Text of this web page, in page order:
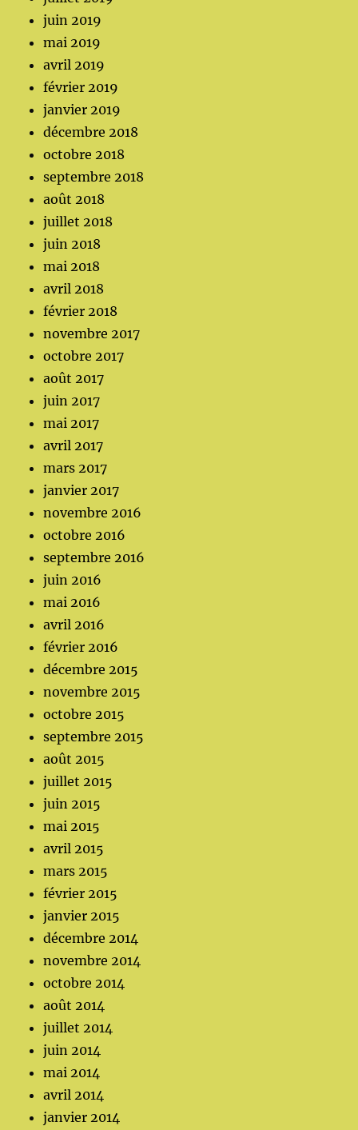
juin 2019
mai 2019
avril 2019
février 2019
janvier 2019
décembre 2018
octobre 2018
septembre 2018
août 2018
juillet 2018
juin 2018
mai 2018
avril 2018
février 2018
novembre 2017
octobre 2017
août 2017
juin 2017
mai 2017
avril 2017
mars 2017
janvier 2017
novembre 2016
octobre 2016
septembre 2016
juin 2016
mai 2016
avril 2016
février 2016
décembre 2015
novembre 2015
octobre 2015
septembre 2015
août 2015
juillet 2015
juin 2015
mai 2015
avril 2015
mars 2015
février 2015
janvier 2015
décembre 2014
novembre 2014
octobre 2014
août 2014
juillet 2014
juin 2014
mai 2014
avril 2014
janvier 2014